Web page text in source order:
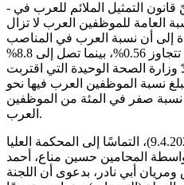
- رغم مرور 24 عامًا على سنّ قانون التمثيل الملائم للعرب في
العامة للموظفين العرب لا تزال
إلى أن نسبة العرب في المناصب
الرفيعة في الوزارات الحكومية لا تتجاوز 0.56%، بينما تصل إلى 8.8%
الصحة الوحيدة التي اقتربت
نسبة الموظفين العرب فيها نحو
نسبة صفر في المئة من الموظفين
العرب.
قدّم مركز مساواة، (الأربعاء 9.4.2025)، التماسًا إلى المحكمة العليا
المحامين حسين مناع، أحمد
أبي نادر، بدعوى أن اللجنة